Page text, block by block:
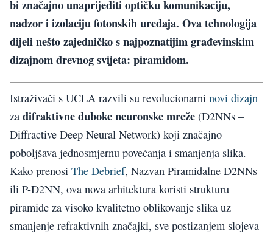
bi značajno unaprijediti optičku komunikaciju,
nadzor i izolaciju fotonskih uređaja. Ova tehnologija
dijeli nešto zajedničko s najpoznatijim građevinskim
dizajnom drevnog svijeta: piramidom.
Istraživači s UCLA razvili su revolucionarni novi dizajn
za difraktivne duboke neuronske mreže (D2NNs –
Diffractive Deep Neural Network) koji značajno
poboljšava jednosmjernu povećanja i smanjenja slika.
Kako prenosi The Debrief, Nazvan Piramidalne D2NNs
ili P-D2NN, ova nova arhitektura koristi strukturu
piramide za visoko kvalitetno oblikovanje slika uz
smanjenje refraktivnih značajki, sve postizanjem slojeva